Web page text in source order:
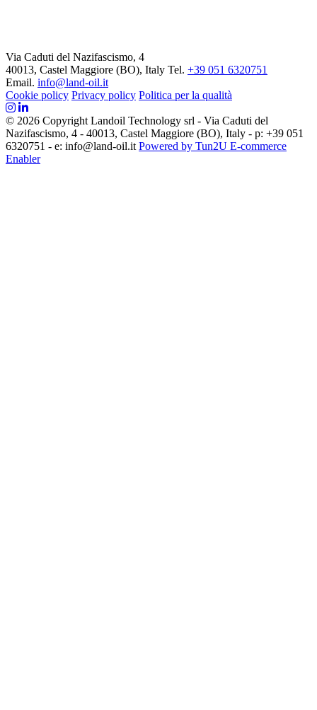
Via Caduti del Nazifascismo, 4
40013, Castel Maggiore (BO), Italy Tel. +39 051 6320751
Email. info@land-oil.it
Cookie policy Privacy policy Politica per la qualità
© 2026 Copyright Landoil Technology srl - Via Caduti del
Nazifascismo, 4 - 40013, Castel Maggiore (BO), Italy - p: +39 051
6320751 - e: info@land-oil.it Powered by Tun2U E-commerce
Enabler